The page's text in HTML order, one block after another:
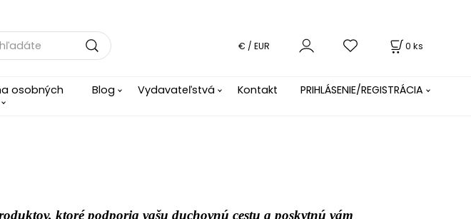
0 ks
€ / EUR
osobných
Blog Vydavateľstvá Kontakt PRIHLÁSENIE/REGISTRÁCIA
ktoré podporia vašu duchovnú cestu a poskytnú vám